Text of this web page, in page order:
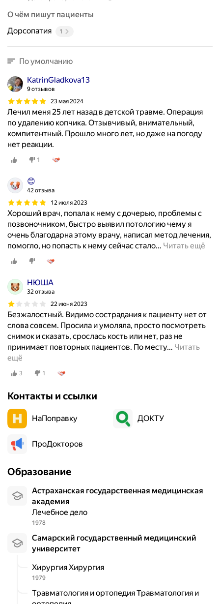
О чём пишут пациенты
Дорсопатия
1
По умолчанию
KatrinGladkova13
9 отзывов
23 мая 2024
Лечил меня 25 лет назад в детской травме. Операция
по удалению копчика. Отзывчивый, внимательный,
компитентный. Прошло много лет, но даже на погоду
нет реакции.
1
😊
42 отзыва
12 июля 2023
Хороший врач, попала к нему с дочерью, проблемы с
позвоночником, быстро выявил потологию чему я
очень благодарна этому врачу, написал метод лечения,
помогло, но попасть к нему сейчас стало… Читать ещё
НЮША
32 отзыва
22 июня 2023
Безжалостный. Видимо сострадания к пациенту нет от
слова совсем. Просила и умоляла, просто посмотреть
снимок и сказать, срослась кость или нет, раз не
принимает повторных пациентов. По месту… Читать
ещё
3 1
Контакты и ссылки
НаПоправку ДОКТУ
ПроДокторов
Образование
Астраханская государственная медицинская
академия
Лечебное дело
1978
Самарский государственный медицинский
университет
Хирургия Хирургия
1979
Травматология и ортопедия Травматология и